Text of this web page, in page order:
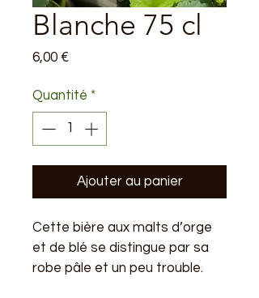
Blanche 75 cl
6,00 €Prix
Quantité *
Ajouter au panier
Cette bière aux malts d’orge
et de blé se distingue par sa
robe pâle et un peu trouble.